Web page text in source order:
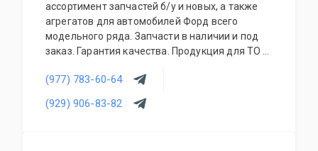
ассортимент запчастей б/у и новых, а также
агрегатов для автомобилей Форд всего
модельного ряда. Запчасти в наличии и под
заказ. Гарантия качества. Продукция для ТО и
автомобилей. Доступные цены. Работа с
региональными клиентами. Приезжайте к нам
- квалифицированные специалисты помогут с
(977) 783-60-64
(929) 906-83-82